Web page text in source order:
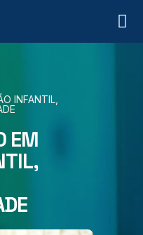
INFANTIL,
EM